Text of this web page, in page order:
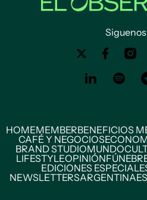
HOMEMEMBERBENEFICIOS
CAFÉ Y NEGOCIOS
BRAND STUDIOMUNDO
LIFESTYLEOPINIÓN
EDICIONES
NEWSLETTERSARGENTINA